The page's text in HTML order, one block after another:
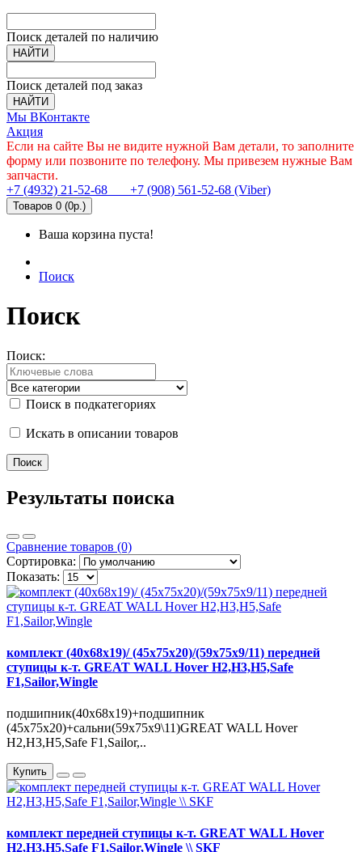
Поиск деталей по наличию
НАЙТИ
Поиск деталей под заказ
НАЙТИ
Мы ВКонтакте
Акция
Если на сайте Вы не видите нужной Вам детали, то заполните
форму или позвоните по телефону. Мы привезем нужные Вам
запчасти.
+7 (4932) 21-52-68
+7 (908) 561-52-68 (Viber)
Товаров 0 (0р.)
Ваша корзина пуста!
Поиск
Поиск
Поиск:
Поиск в подкатегориях
Искать в описании товаров
Результаты поиска
Сравнение товаров (0)
Сортировка:
Показать:
комплект (40x68x19)/ (45x75x20)/(59х75х9/11) передней
ступицы к-т. GREAT WALL Hover H2,H3,H5,Safe
F1,Sailor,Wingle
подшипник(40x68x19)+подшипник
(45x75x20)+сальни(59х75х9\11)GREAT WALL Hover
H2,H3,H5,Safe F1,Sailor,..
Купить
комплект передней ступицы к-т. GREAT WALL Hover
H2,H3,H5,Safe F1,Sailor,Wingle \\ SKF